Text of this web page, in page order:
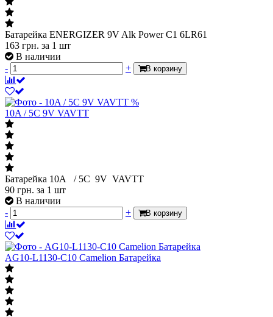
Батарейка ENERGIZER 9V Alk Power C1 6LR61
163 грн. за 1 шт
В наличии
-
+ В корзину
%
10A / 5C 9V VAVTT
Батарейка 10A / 5C 9V VAVTT
90 грн. за 1 шт
В наличии
-
+ В корзину
AG10-L1130-C10 Camelion Батарейка